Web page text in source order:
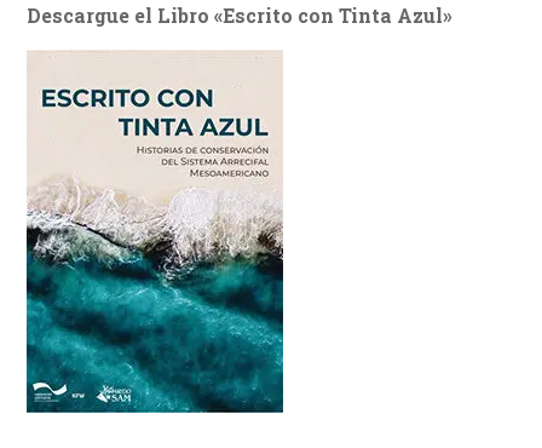
Descargue el Libro «Escrito con Tinta Azul»